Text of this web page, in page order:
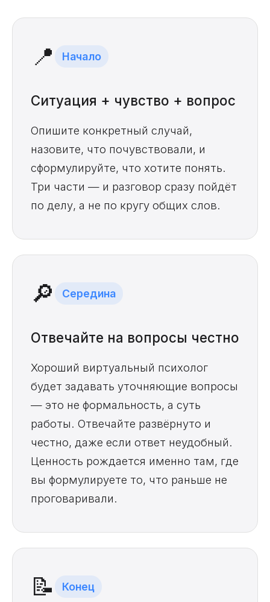
📍 Начало
Ситуация + чувство + вопрос
Опишите конкретный случай,
назовите, что почувствовали, и
сформулируйте, что хотите понять.
Три части — и разговор сразу пойдёт
по делу, а не по кругу общих слов.
🔎 Середина
Отвечайте на вопросы честно
Хороший виртуальный психолог
будет задавать уточняющие вопросы
— это не формальность, а суть
работы. Отвечайте развёрнуто и
честно, даже если ответ неудобный.
Ценность рождается именно там, где
вы формулируете то, что раньше не
проговаривали.
📝 Конец